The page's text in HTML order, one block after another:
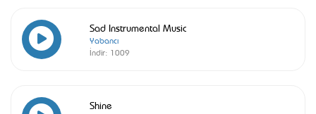
Sad Instrumental Music
Yabancı
İndir: 1009
Shine